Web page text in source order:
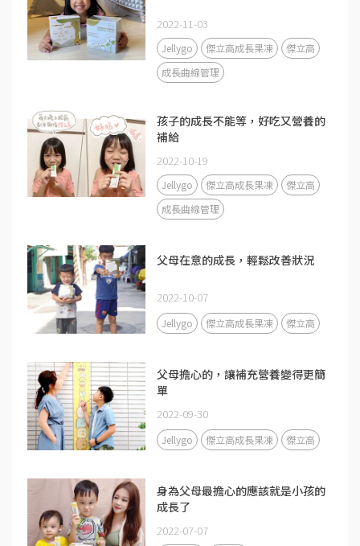
2022-11-03
Jellygo 傑立高成長果凍
傑立高
成長曲線管理
孩子的成長不能等，好吃又營養的
補給
2022-10-19
Jellygo 傑立高成長果凍
傑立高
成長曲線管理
父母在意的成長，輕鬆改善狀況
2022-10-07
Jellygo 傑立高成長果凍 傑立高
父母擔心的，讓補充營養變得更簡
單
2022-09-30
Jellygo 傑立高成長果凍 傑立高
身為父母最擔心的應該就是小孩的
成長了
2022-07-07